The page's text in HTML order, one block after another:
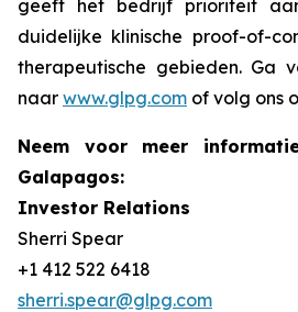
geeft het bedrijf prioriteit
duidelijke klinische proof-of-
therapeutische gebieden. Ga
naar www.glpg.com of volg ons
Neem voor meer
Galapagos:
Investor Relations
Sherri Spear
+1 412 522 6418
sherri.spear@glpg.com